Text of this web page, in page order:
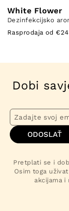
White Flower
Dezinfekcijsko
Rasprodaja od
Dobi
ODOSLAŤ
Pretplati se i
Osim toga
akcijama